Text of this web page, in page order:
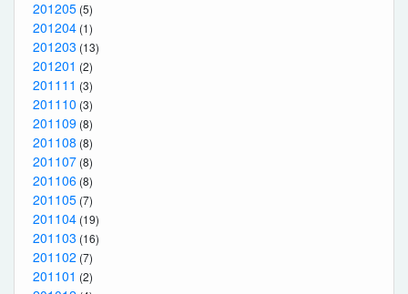
201205 (5)
201204 (1)
201203 (13)
201201 (2)
201111 (3)
201110 (3)
201109 (8)
201108 (8)
201107 (8)
201106 (8)
201105 (7)
201104 (19)
201103 (16)
201102 (7)
201101 (2)